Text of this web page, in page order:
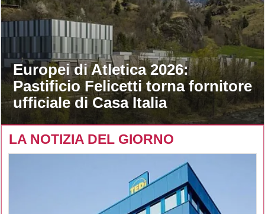
Europei di Atletica 2026:
Pastificio Felicetti torna fornitore
ufficiale di Casa Italia
LA NOTIZIA DEL GIORNO